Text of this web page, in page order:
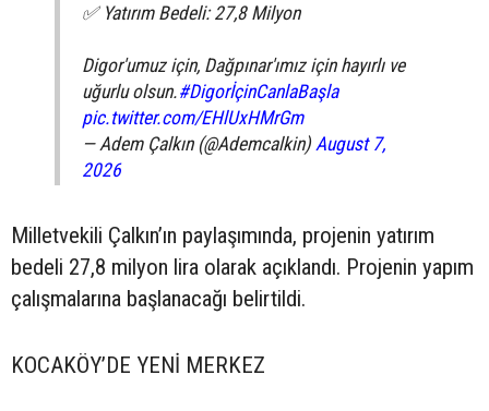
✅ Yatırım Bedeli: 27,8 Milyon
Digor'umuz için, Dağpınar'ımız için hayırlı ve
uğurlu olsun.#DigorİçinCanlaBaşla
pic.twitter.com/EHlUxHMrGm
— Adem Çalkın (@Ademcalkin)August 7,
2026
Milletvekili Çalkın’ın paylaşımında, projenin yatırım
bedeli 27,8 milyon lira olarak açıklandı. Projenin yapım
çalışmalarına başlanacağı belirtildi.
KOCAKÖY’DE YENİ MERKEZ